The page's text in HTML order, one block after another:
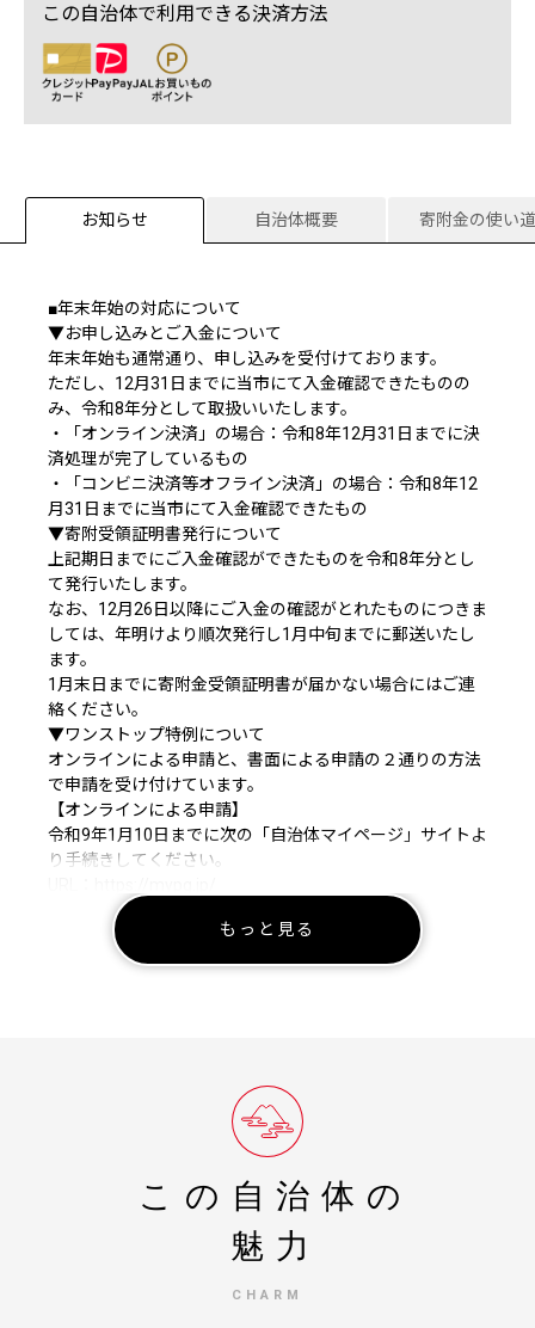
この自治体で利用できる決済方法
お知らせ 自治体概要 寄附金の使い道
■年末年始の対応について
▼お申し込みとご入金について
年末年始も通常通り、申し込みを受付けております。
ただし、12月31日までに当市にて入金確認できたものの
み、令和8年分として取扱いいたします。
・「オンライン決済」の場合：令和8年12月31日までに決
済処理が完了しているもの
・「コンビニ決済等オフライン決済」の場合：令和8年12
月31日までに当市にて入金確認できたもの
▼寄附受領証明書発行について
上記期日までにご入金確認ができたものを令和8年分とし
て発行いたします。
なお、12月26日以降にご入金の確認がとれたものにつきま
しては、年明けより順次発行し1月中旬までに郵送いたし
ます。
1月末日までに寄附金受領証明書が届かない場合にはご連
絡ください。
▼ワンストップ特例について
オンラインによる申請と、書面による申請の２通りの方法
で申請を受け付けています。
【オンラインによる申請】
令和9年1月10日までに次の「自治体マイページ」サイトよ
り手続きしてください。
（申請にはマイナンバーカードとデジタル庁提供のマイナ
ポータルアプリが必要です。）
【書面による申請】
ダウンロードされる場合は以下よりお願いいたします。
https://www.soumu.go.jp/main_content/000397109.pdf
当市は年末年始期間、閉庁いたします。
閉庁後のお問合せ等につきましては、年明け開庁以降の対
応となります。ご了承ください。
もっと見る
この自治体の
魅力
CHARM